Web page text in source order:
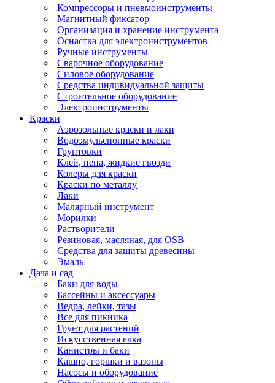
Компрессоры и пневмоинструменты
Магнитный фиксатор
Организация и хранение инструмента
Оснастка для электроинструментов
Ручные инструменты
Сварочное оборудование
Силовое оборудование
Средства индивидуальной защиты
Строительное оборудование
Электроинструменты
Краски
Аэрозольные краски и лаки
Водоэмульсионные краски
Грунтовки
Клей, пена, жидкие гвозди
Колеры для краски
Краски по металлу
Лаки
Малярный инструмент
Морилки
Растворители
Резиновая, масляная, для OSB
Средства для защиты древесины
Эмаль
Дача и сад
Баки для воды
Бассейны и аксессуары
Ведра, лейки, тазы
Все для пикника
Грунт для растений
Искусственная елка
Канистры и баки
Кашпо, горшки и вазоны
Насосы и оборудование